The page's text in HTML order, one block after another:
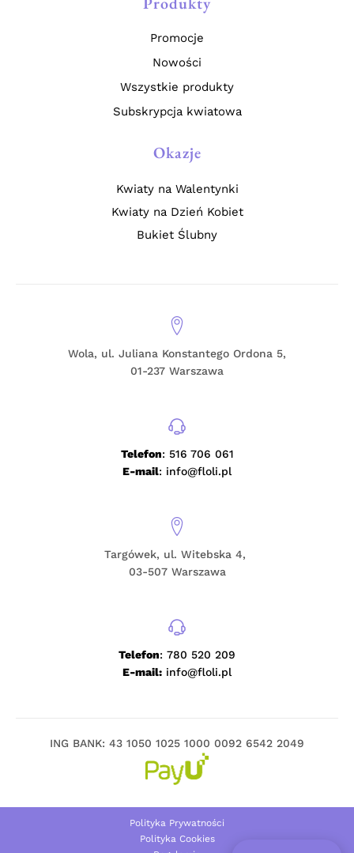
Promocje
Nowości
Wszystkie produkty
Subskrypcja kwiatowa
Okazje
Kwiaty na Walentynki
Kwiaty na Dzień Kobiet
Bukiet Ślubny
Wola, ul. Juliana Konstantego Ordona 5,
01-237 Warszawa
Telefon: 516 706 061
E-mail: info@floli.pl
Targówek, ul. Witebska 4,
03-507 Warszawa
Telefon: 780 520 209
E-mail: info@floli.pl
ING BANK: 43 1050 1025 1000 0092 6542 2049
Polityka Prywatności
Polityka Cookies